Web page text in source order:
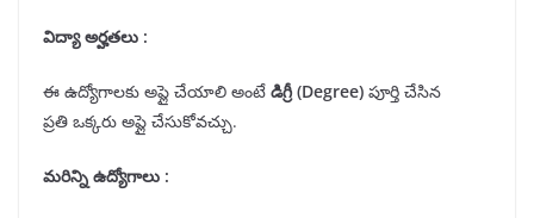
విద్యా అర్హతలు :
ఈ ఉద్యోగాలకు అప్లై చేయాలి అంటే డిగ్రీ (Degree) పూర్తి చేసిన
ప్రతి ఒక్కరు అప్లై చేసుకోవచ్చు.
మరిన్ని ఉద్యోగాలు :